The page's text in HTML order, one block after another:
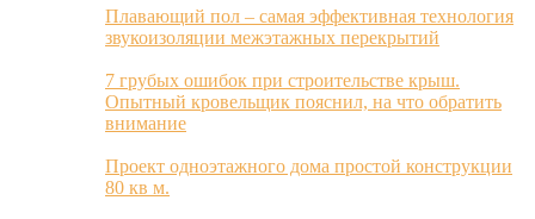
Плавающий пол – самая эффективная технология
звукоизоляции межэтажных перекрытий
7 грубых ошибок при строительстве крыш.
Опытный кровельщик пояснил, на что обратить
внимание
Проект одноэтажного дома простой конструкции
80 кв м.